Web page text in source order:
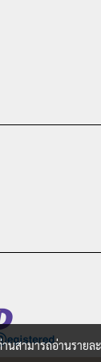
นสามารถอ่านรายล